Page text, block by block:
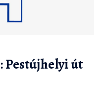
Pestújhelyi út